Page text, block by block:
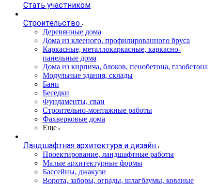
Стать участником
Строительство
Деревянные дома
Дома из клееного, профилированного бруса
Каркасные, металлокаркасные, каркасно-
панельные дома
Дома из кирпича, блоков, пенобетона, газобетона
Модульные здания, склады
Бани
Беседки
Фундаменты, сваи
Строительно-монтажные работы
Фахверковые дома
Еще
Ландшафтная архитектура и дизайн
Проектирование, ландшафтные работы
Малые архитектурные формы
Бассейны, джакузи
Ворота, заборы, ограды, шлагбаумы, кованые